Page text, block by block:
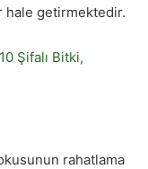
hale getirmektedir.
Şifalı Bitki,
rahatlama